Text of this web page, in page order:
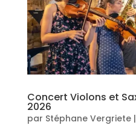
Concert Violons et
2026
par Stéphane Vergriete|